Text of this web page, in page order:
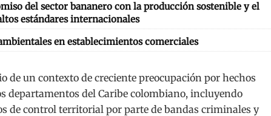
del sector bananero con la producción sostenible y el
estándares internacionales
en establecimientos comerciales
de un contexto de creciente preocupación por hechos
departamentos del Caribe colombiano, incluyendo
de control territorial por parte de bandas criminales y